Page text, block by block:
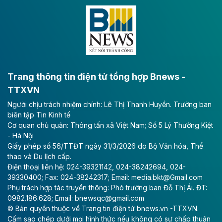
Đông A dài khoảng 25,1 km được kỳ vọng sẽ tạo động
lực phát triển kinh tế - xã hội khu vực phía Nam đồng
Long Thành
Tổng công ty Cảng hàng không Việt Nam - CTCP
(ACV) vừa lập kỷ lục mới về lợi nhuận trong quý
II/2026.
Theo baodautu.vn
Vinaconex lập đỉnh doanh thu
Tổng CTCP Xuất nhập khẩu và Xây dựng Việt Nam
(Vinaconex) đã khép lại nửa đầu năm với doanh thu
thuần gần 7.268 tỷ đồng, tăng 4% so với cùng kỳ và
cũng là mức cao nhất lịch sử hoạt động của doanh
nghiệp.
Trang thông tin điện tử tổng hợp Bnews -
TTXVN
Người chịu trách nhiệm chính: Lê Thị Thanh Huyền. Trưởng ban
biên tập Tin Kinh tế
Cơ quan chủ quản: Thông tấn xã Việt Nam; Số 5 Lý Thường Kiệt
- Hà Nội
Giấy phép số 56/TTĐT ngày 31/3/2026 do Bộ Văn hóa, Thể
thao và Du lịch cấp.
Điện thoại liên hệ: 024-39321142, 024-38242694, 024-
39330400; Fax: 024-38242317; Email: media.bkt@Gmail.com
Phụ trách hợp tác truyền thông: Phó trưởng ban Đỗ Thị Ái. ĐT:
0982.186.628; Email: bnewsqc@gmail.com
© Bản quyền thuộc về Trang tin điện tử bnews.vn -TTXVN.
Cấm sao chép dưới mọi hình thức nếu không có sự chấp thuận